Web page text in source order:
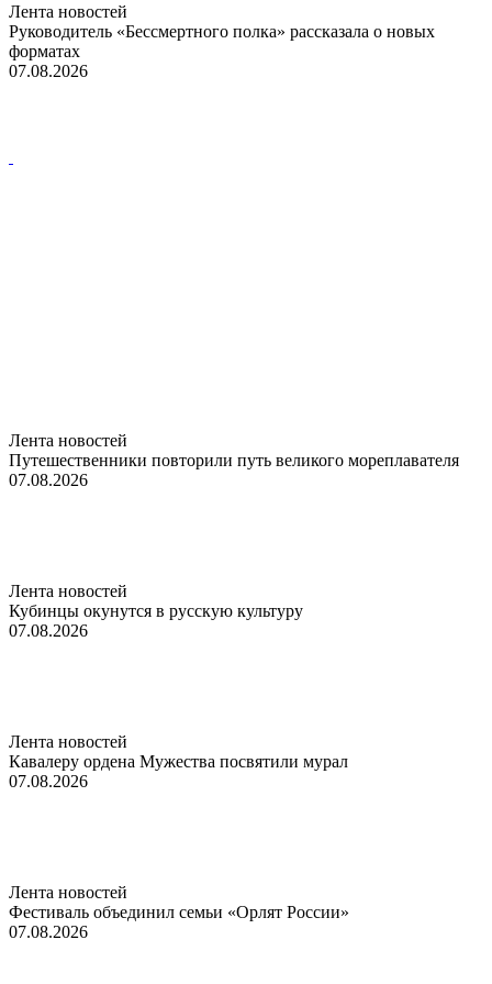
Лента новостей
Руководитель «Бессмертного полка» рассказала о новых
форматах
07.08.2026
Лента новостей
Путешественники повторили путь великого мореплавателя
07.08.2026
Лента новостей
Кубинцы окунутся в русскую культуру
07.08.2026
Лента новостей
Кавалеру ордена Мужества посвятили мурал
07.08.2026
Лента новостей
Фестиваль объединил семьи «Орлят России»
07.08.2026